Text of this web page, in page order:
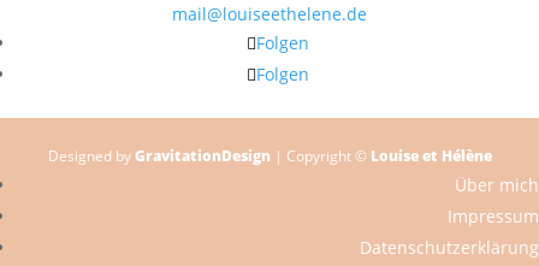
mail@louiseethelene.de
Folgen
Folgen
Designed byGravitationDesign | Copyright © Louise et Hélène
Über mich
Impressum
Datenschutzerklärung